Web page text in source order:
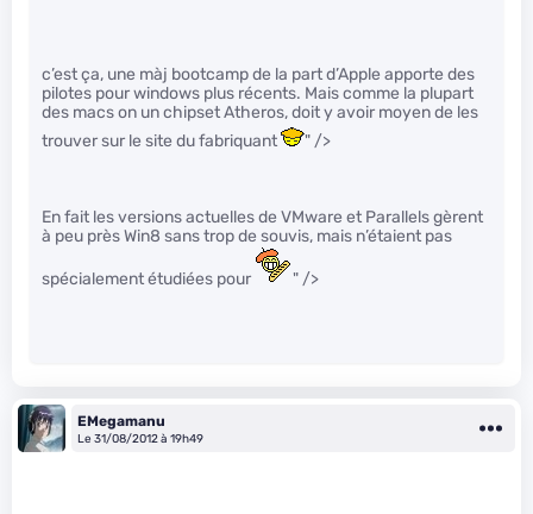
c’est ça, une màj bootcamp de la part d’Apple apporte des
pilotes pour windows plus récents. Mais comme la plupart
des macs on un chipset Atheros, doit y avoir moyen de les
trouver sur le site du fabriquant
" />
En fait les versions actuelles de VMware et Parallels gèrent
à peu près Win8 sans trop de souvis, mais n’étaient pas
spécialement étudiées pour " />
EMegamanu
Le 31/08/2012 à 19h49